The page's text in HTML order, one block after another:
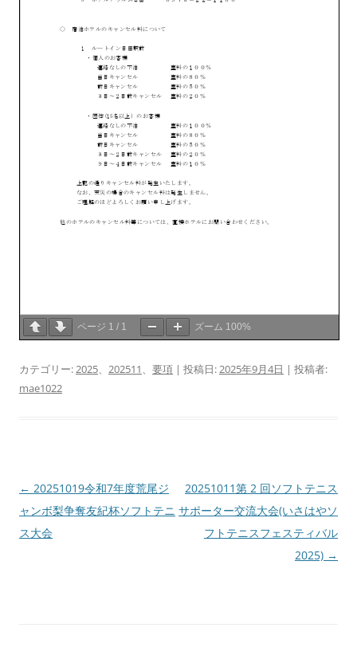
ページ 1 / 1 ズーム 100%
カテゴリー:2025、 202511、 要項 | 投稿日:2025年9月4日 | 投稿者:
mae1022
投
稿
ナ
← 20251019令和7年度荒尾ジ
ャンボ梨争奪友紀杯ソフトテニ
ス大会
20251011第 2 回ソフトテニス
サポーター交流大会(いさはやソ
フトテニスフェスティバル
2025) →